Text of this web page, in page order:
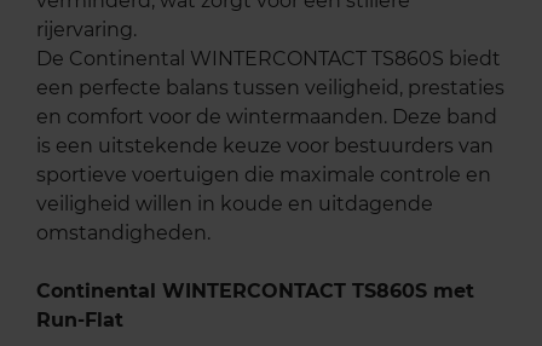
rijervaring.
De Continental WINTERCONTACT TS860S biedt
een perfecte balans tussen veiligheid, prestaties
en comfort voor de wintermaanden. Deze band
is een uitstekende keuze voor bestuurders van
sportieve voertuigen die maximale controle en
veiligheid willen in koude en uitdagende
omstandigheden.
Continental WINTERCONTACT TS860S met
Run-Flat